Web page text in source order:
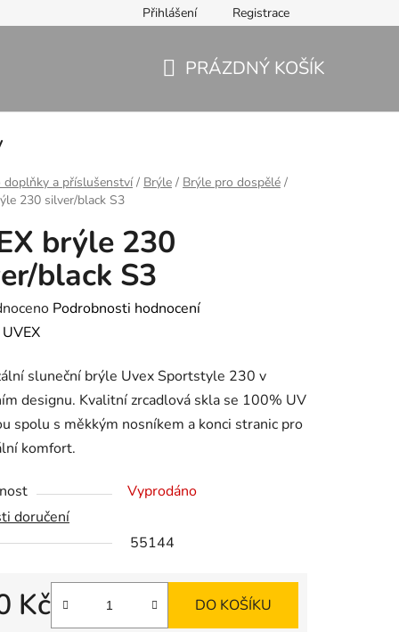
Přihlášení Registrace
PRÁZDNÝ KOŠÍK
doplňky a příslušenství / Brýle / Brýle pro dospělé /
230 silver/black S3
brýle 230
black S3
Podrobnosti hodnocení
UVEX
sluneční brýle Uvex Sportstyle 230 v
designu. Kvalitní zrcadlová skla se 100% UV
spolu s měkkým nosníkem a konci stranic pro
komfort.
Vyprodáno
doručení
55144
Kč DO KOŠÍKU